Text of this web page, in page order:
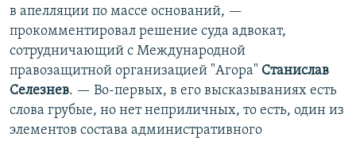
в апелляции по массе оснований, —
прокомментировал решение суда адвокат,
сотрудничающий с Международной
правозащитной организацией "Агора" Станислав
Селезнев. — Во-первых, в его высказываниях есть
слова грубые, но нет неприличных, то есть, один из
элементов состава административного